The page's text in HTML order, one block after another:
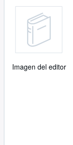
Imagen del editor